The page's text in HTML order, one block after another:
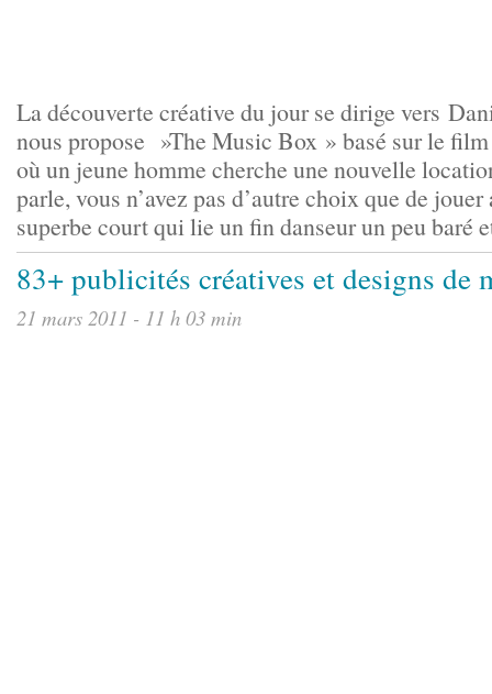
La découverte créative du jour se dirige vers
nous propose »The Music Box » basé sur le
où un jeune homme cherche une nouvelle
parle, vous n’avez pas d’autre choix que de
superbe court qui lie un fin danseur un peu baré
83+ publicités créatives et designs de
21 mars 2011 - 11 h 03 min